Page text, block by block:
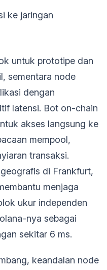
ke jaringan
untuk prototipe dan
sementara node
dengan
latensi. Bot on-chain
akses langsung ke
mempool,
transaksi.
di Frankfurt,
menjaga
ukur independen
nya sebagai
sekitar 6 ms.
keandalan node